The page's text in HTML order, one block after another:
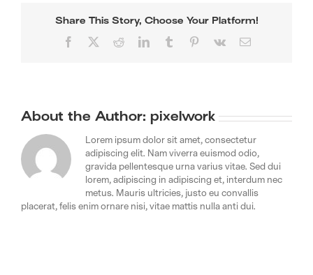
Share This Story, Choose Your Platform!
Facebook RedditLinkedInTumblr Pinterest
Vk Email
About the Author: pixelwork
Lorem ipsum dolor sit amet, consectetur
adipiscing elit. Nam viverra euismod odio,
gravida pellentesque urna varius vitae. Sed dui
lorem, adipiscing in adipiscing et, interdum nec
metus. Mauris ultricies, justo eu convallis
placerat, felis enim ornare nisi, vitae mattis nulla anti dui.